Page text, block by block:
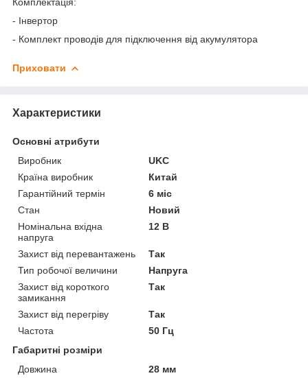
- Інвертор
- Комплект проводів для підключення від акумулятора
Приховати
Характеристики
Основні атрибути
Виробник
UKC
Країна виробник
Китай
Гарантійний термін
6 міс
Стан
Новий
Номінальна вхідна
напруга
12 В
Захист від перевантажень
Так
Тип робочої величини
Напруга
Захист від короткого
замикання
Так
Захист від перегріву
Так
Частота
50 Гц
Габаритні розміри
Довжина
28 мм